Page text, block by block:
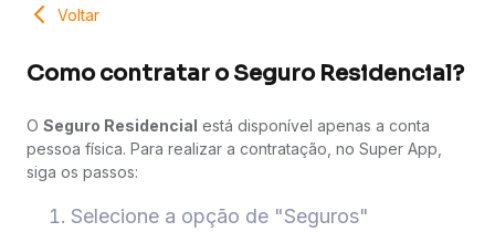
Voltar
Como contratar o Seguro Residencial?
O Seguro Residencial está disponível apenas a conta
pessoa física. Para realizar a contratação, no Super App,
siga os passos:
Selecione a opção de "Seguros"